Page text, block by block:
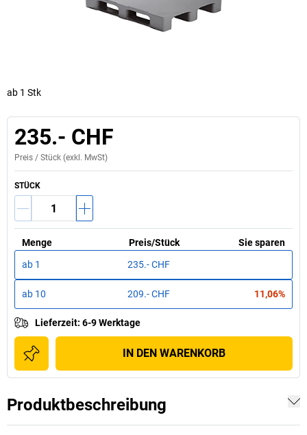
ab 1 Stk
235.- CHF
Preis / Stück (exkl. MwSt)
STÜCK
Menge Preis/Stück
Sie sparen
ab 1 235.- CHF
ab 10 209.- CHF 11,06%
Lieferzeit: 6-9 Werktage
IN DEN WARENKORB
Produktbeschreibung